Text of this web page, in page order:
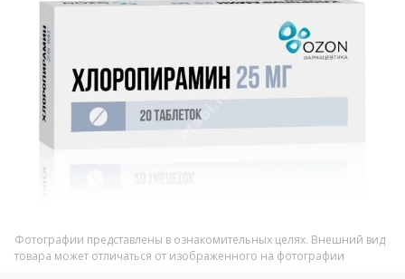
Фотографии представлены в ознакомительных целях. Внешний вид
товара может отличаться от изображенного на фотографии